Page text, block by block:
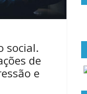
social.
de
e